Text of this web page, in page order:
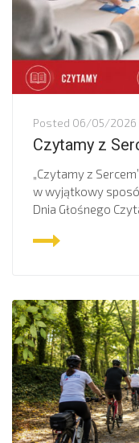
Posted 06/05/2026
Czytamy z
„Czytamy z
w wyjątkowy
Dnia Głośnego